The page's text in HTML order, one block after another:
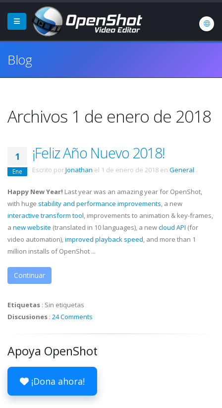
Blog
Archivos 1 de enero de 2018
1
Ene
¡Feliz Año Nuevo 2018!
Escrito porJonathan el 1 de enero de 2018 en General .
Happy New Year! Last year was an amazing year for OpenShot,
with huge stability and performance improvements, a new
interactive transform tool, improvements to animation & key-frames,
a new website (translated in 10 languages), a newcloud API (for
video automation),improved playback speed, and more than 1
million installs of OpenShot ...
Continuar
Etiquetas : Sin etiquetas
Discusiones : 24 Comments
Apoya OpenShot
¡Dona ahora!